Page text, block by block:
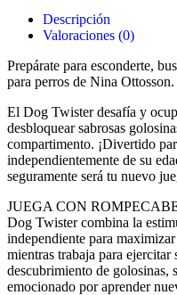
Descripción
Valoraciones (0)
Prepárate para esconderte,
para perros de Nina Ottosson.
El Dog Twister desafía y
desbloquear sabrosas
compartimento. ¡Divertido
independientemente de su
seguramente será tu nuevo
JUEGA CON
Dog Twister combina la
independiente para
mientras trabaja para ejercitar
descubrimiento de golosinas,
emocionado por aprender